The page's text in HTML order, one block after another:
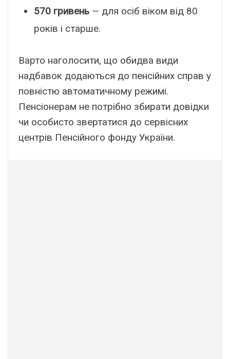
570 гривень — для осіб віком від 80
років і старше.
Варто наголосити, що обидва види
надбавок додаються до пенсійних справ у
повністю автоматичному режимі.
Пенсіонерам не потрібно збирати довідки
чи особисто звертатися до сервісних
центрів Пенсійного фонду України.